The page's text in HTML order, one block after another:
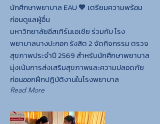
นักศึกษาพยาบาล EAU 🧡 เตรียมความพร้อม
ก่อนดูแลผู้อื่น
มหาวิทยาลัยอีสเทิร์นเอเชีย ร่วมกับ โรง
พยาบาลบางปะกอก รังสิต 2 จัดกิจกรรม ตรวจ
สุขภาพประจําปี 2569 สำหรับนักศึกษาพยาบาล
มุ่งเน้นการส่งเสริมสุขภาพและความปลอดภัย
ก่อนออกฝึกปฏิบัติงานในโรงพยาบาล
Read More